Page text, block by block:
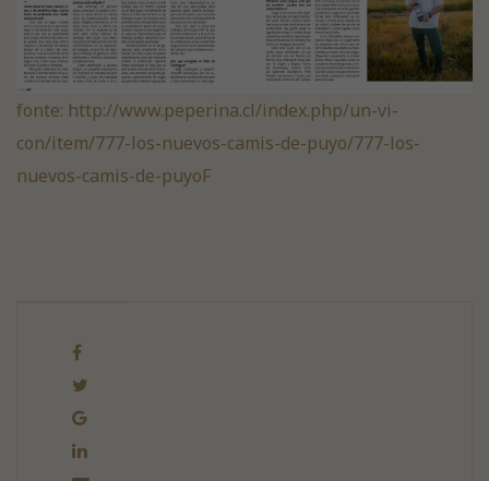
fonte: http://www.peperina.cl/index.php/un-vi-
con/item/777-los-nuevos-camis-de-puyo/777-los-
nuevos-camis-de-puyoF